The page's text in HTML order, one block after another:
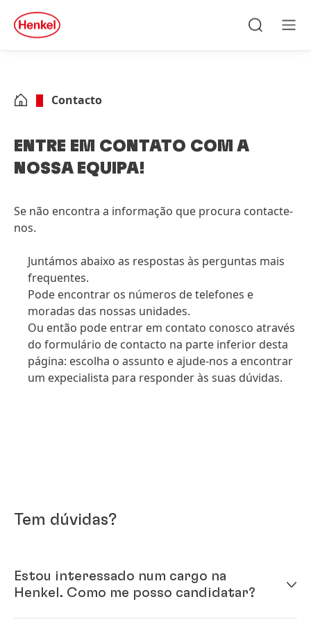
Skip to footer
quick
search
Contacto
ENTRE EM CONTATO COM A
NOSSA EQUIPA!
Se não encontra a informação que procura contacte-
nos.
Juntámos abaixo as respostas às perguntas mais
frequentes.
Pode encontrar os números de telefones e
moradas das nossas unidades.
Ou então pode entrar em contato conosco através
do formulário de contacto na parte inferior desta
página: escolha o assunto e ajude-nos a encontrar
um expecialista para responder às suas dúvidas.
Tem dúvidas?
Estou interessado num cargo na
Henkel. Como me posso candidatar?